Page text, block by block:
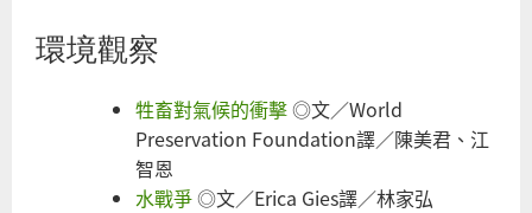
環境觀察
牲畜對氣候的衝擊◎文／World
Preservation Foundation譯／陳美君、江
智恩
水戰爭◎文／Erica Gies譯／林家弘